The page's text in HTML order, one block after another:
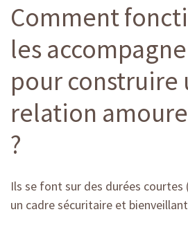
Comment
les
pour construire
relation
?
Ils se font sur des durées courtes
un cadre sécuritaire et